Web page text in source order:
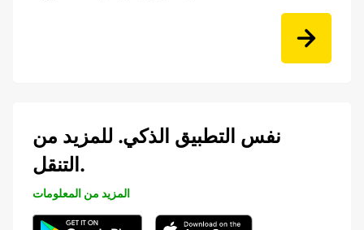
نفس التطبيق الذكي. للمزيد من
التنقل.
المزيد من المعلومات